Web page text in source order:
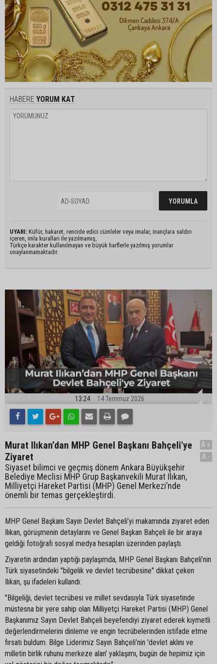
HABERE YORUM KAT
UYARI: Küfür, hakaret, rencide edici cümleler veya imalar, inançlara saldırı
içeren, imla kuralları ile yazılmamış,
Türkçe karakter kullanılmayan ve büyük harflerle yazılmış yorumlar
onaylanmamaktadır.
13:24 14 Temmuz 2026
Murat Ilıkan’dan MHP Genel Başkanı Bahçeli'ye
Ziyaret
Siyaset bilimci ve geçmiş dönem Ankara Büyükşehir
Belediye Meclisi MHP Grup Başkanvekili Murat Ilıkan,
Milliyetçi Hareket Partisi (MHP) Genel Merkezi’nde
önemli bir temas gerçekleştirdi.
A+
A-
MHP Genel Başkanı Sayın Devlet Bahçeli’yi makamında ziyaret eden
Ilıkan, görüşmenin detaylarını ve Genel Başkan Bahçeli ile bir araya
geldiği fotoğrafı sosyal medya hesapları üzerinden paylaştı.
Ziyaretin ardından yaptığı paylaşımda, MHP Genel Başkanı Bahçeli’nin
Türk siyasetindeki "bilgelik ve devlet tecrübesine" dikkat çeken
Ilıkan, şu ifadeleri kullandı:
"Bilgeliği, devlet tecrübesi ve millet sevdasıyla Türk siyasetinde
müstesna bir yere sahip olan Milliyetçi Hareket Partisi (MHP) Genel
Başkanımız Sayın Devlet Bahçeli beyefendiyi ziyaret ederek kıymetli
değerlendirmelerini dinleme ve engin tecrübelerinden istifade etme
fırsatı buldum. Bilge Liderimiz Sayın Bahçeli’nin 'devlet aklını ve
milletin birlik ruhunu merkeze alan' yaklaşımı, bugün de hepimiz için